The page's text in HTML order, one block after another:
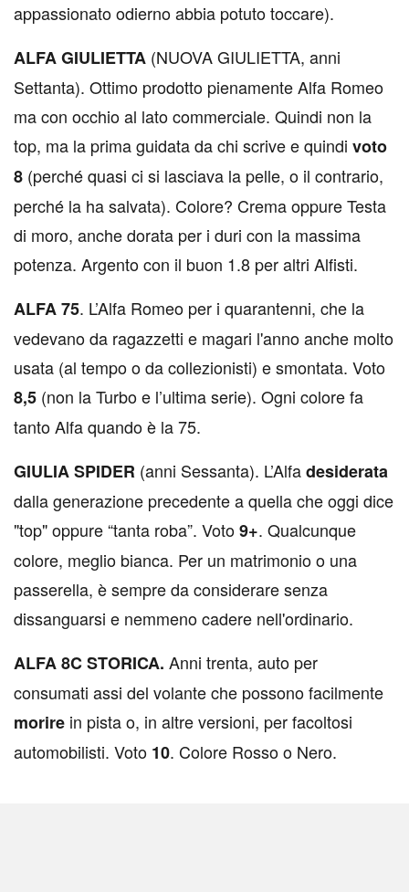
appassionato odierno abbia potuto toccare).
ALFA GIULIETTA (NUOVA GIULIETTA, anni
Settanta). Ottimo prodotto pienamente Alfa Romeo
ma con occhio al lato commerciale. Quindi non la
top, ma la prima guidata da chi scrive e quindi voto
8 (perché quasi ci si lasciava la pelle, o il contrario,
perché la ha salvata). Colore? Crema oppure Testa
di moro, anche dorata per i duri con la massima
potenza. Argento con il buon 1.8 per altri Alfisti.
ALFA 75. L’Alfa Romeo per i quarantenni, che la
vedevano da ragazzetti e magari l'anno anche molto
usata (al tempo o da collezionisti) e smontata. Voto
8,5 (non la Turbo e l’ultima serie). Ogni colore fa
tanto Alfa quando è la 75.
GIULIA SPIDER (anni Sessanta). L’Alfadesiderata
dalla generazione precedente a quella che oggi dice
"top" oppure “tanta roba”. Voto9+. Qualcunque
colore, meglio bianca. Per un matrimonio o una
passerella, è sempre da considerare senza
dissanguarsi e nemmeno cadere nell'ordinario.
ALFA 8C STORICA. Anni trenta, auto per
consumati assi del volante che possono facilmente
morire in pista o, in altre versioni, per facoltosi
automobilisti. Voto 10. Colore Rosso o Nero.